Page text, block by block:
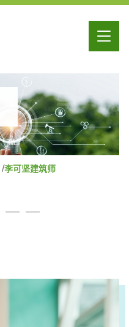
李可坚建筑师